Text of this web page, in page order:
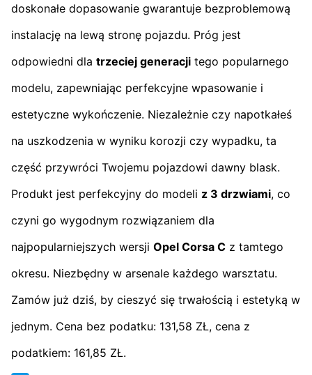
doskonałe dopasowanie gwarantuje bezproblemową
instalację na lewą stronę pojazdu. Próg jest
odpowiedni dla trzeciej generacji tego popularnego
modelu, zapewniając perfekcyjne wpasowanie i
estetyczne wykończenie. Niezależnie czy napotkałeś
na uszkodzenia w wyniku korozji czy wypadku, ta
część przywróci Twojemu pojazdowi dawny blask.
Produkt jest perfekcyjny do modeli z 3 drzwiami, co
czyni go wygodnym rozwiązaniem dla
najpopularniejszych wersji Opel Corsa C z tamtego
okresu. Niezbędny w arsenale każdego warsztatu.
Zamów już dziś, by cieszyć się trwałością i estetyką w
jednym. Cena bez podatku: 131,58 ZŁ, cena z
podatkiem: 161,85 ZŁ.